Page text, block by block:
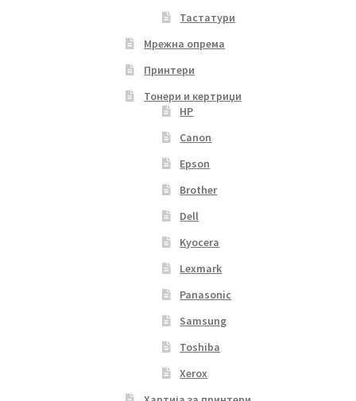
Тастатури
Мрежна опрема
Принтери
Тонери и кертриџи
HP
Canon
Epson
Brother
Dell
Kyocera
Lexmark
Panasonic
Samsung
Toshiba
Xerox